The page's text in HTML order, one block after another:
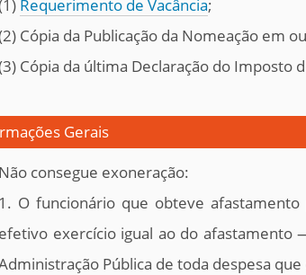
Requerimento de Vacância;
Cópia da Publicação da Nomeação em
Cópia da última Declaração do Imposto
Gerais
Não consegue exoneração:
1. O funcionário que obteve
efetivo exercício igual ao do afastamento
Pública de toda despesa